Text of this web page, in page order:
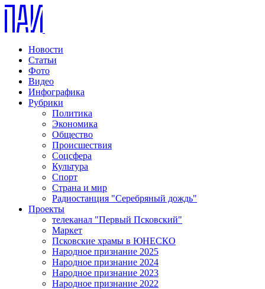
Новости
Статьи
Фото
Видео
Инфографика
Рубрики
Политика
Экономика
Общество
Происшествия
Соцсфера
Культура
Спорт
Страна и мир
Радиостанция "Серебряный дождь"
Проекты
телеканал "Первый Псковский"
Маркет
Псковские храмы в ЮНЕСКО
Народное признание 2025
Народное признание 2024
Народное признание 2023
Народное признание 2022